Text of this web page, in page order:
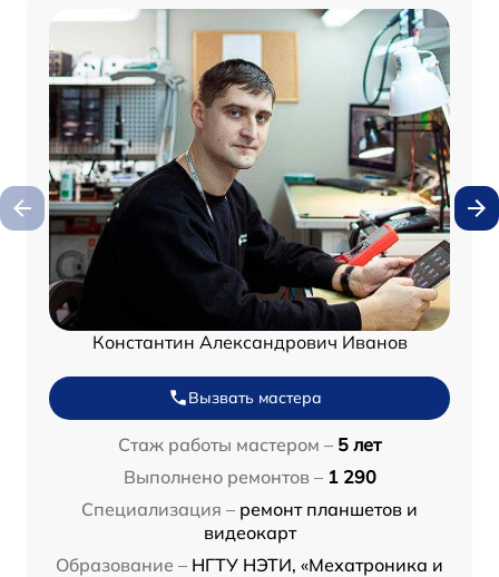
Константин Александрович Иванов
Вызвать мастера
Стаж работы мастером – 5 лет
Выполнено ремонтов – 1 290
Специализация – ремонт планшетов и
видеокарт
Образование – НГТУ НЭТИ, «Мехатроника и